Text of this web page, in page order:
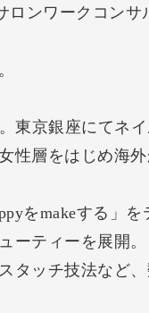
ンワークコンサ
東京銀座にてネイ
性層をはじめ海外
をmakeする」
ーティーを展開。
タッチ技法など